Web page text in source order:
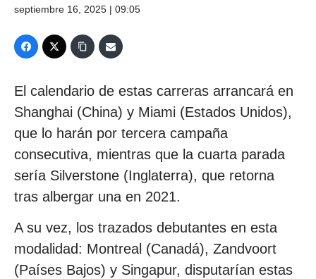
septiembre 16, 2025 | 09:05
El calendario de estas carreras arrancará en
Shanghai (China) y Miami (Estados Unidos),
que lo harán por tercera campaña
consecutiva, mientras que la cuarta parada
sería Silverstone (Inglaterra), que retorna
tras albergar una en 2021.
A su vez, los trazados debutantes en esta
modalidad: Montreal (Canadá), Zandvoort
(Países Bajos) y Singapur, disputarían estas